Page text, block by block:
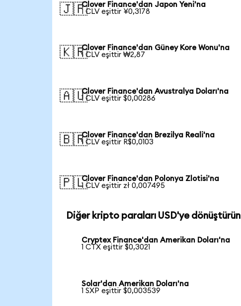
🇯🇵Clover Finance'dan Japon Yeni'na
1 CLV eşittir ¥0,3178
🇰🇷Clover Finance'dan Güney Kore Wonu'na
1 CLV eşittir ₩2,87
🇦🇺Clover Finance'dan Avustralya Doları'na
1 CLV eşittir $0,00286
🇧🇷Clover Finance'dan Brezilya Reali'na
1 CLV eşittir R$0,0103
🇵🇱Clover Finance'dan Polonya Zlotisi'na
1 CLV eşittir zł 0,007495
Diğer kripto paraları USD'ye dönüştürün
Cryptex Finance'dan Amerikan Doları'na
1 CTX eşittir $0,3021
Solar'dan Amerikan Doları'na
1 SXP eşittir $0,003539